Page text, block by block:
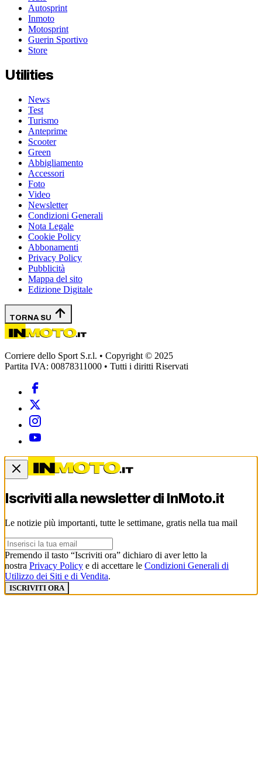
Autosprint
Inmoto
Motosprint
Guerin Sportivo
Store
Utilities
News
Test
Turismo
Anteprime
Scooter
Green
Abbigliamento
Accessori
Foto
Video
Newsletter
Condizioni Generali
Nota Legale
Cookie Policy
Abbonamenti
Privacy Policy
Pubblicità
Mappa del sito
Edizione Digitale
TORNA SU
Corriere dello Sport S.r.l. • Copyright © 2025
Partita IVA: 00878311000 • Tutti i diritti Riservati
Iscriviti alla newsletter di InMoto.it
Le notizie più importanti, tutte le settimane, gratis nella tua mail
Premendo il tasto “Iscriviti ora” dichiaro di aver letto la
nostra Privacy Policy e di accettare le Condizioni Generali di
Utilizzo dei Siti e di Vendita.
ISCRIVITI ORA